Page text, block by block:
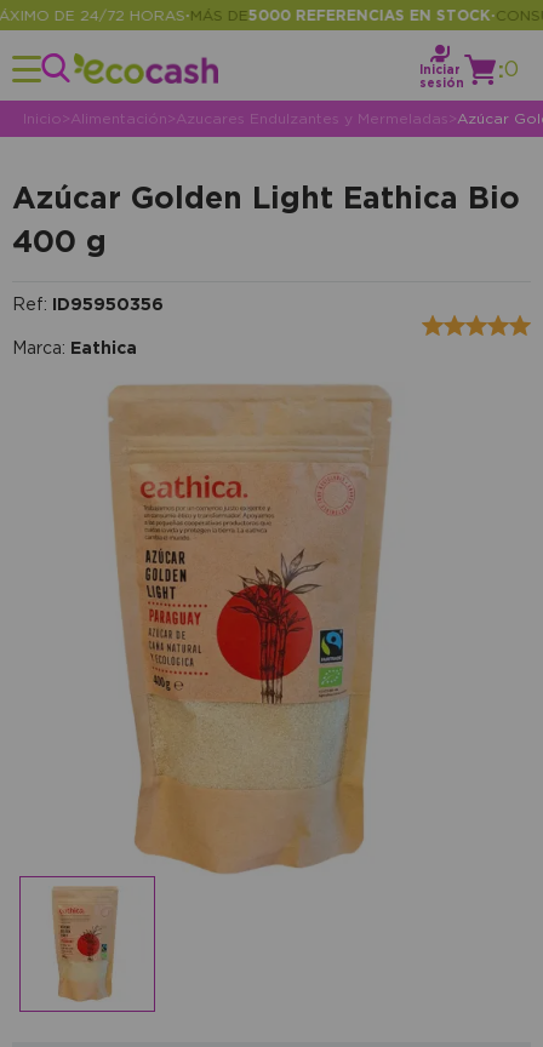
DE 24/72 HORAS •MÁS DE 5000 REFERENCIAS EN STOCK•
Iniciar
sesión
:0
Inicio> Alimentación> Azucares Endulzantes y Mermeladas >Azúcar
Azúcar Golden Light Eathica Bio
400 g
Ref: ID95950356
Marca: Eathica